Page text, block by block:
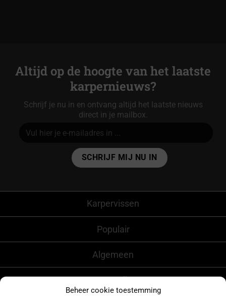
Beheer cookie toestemming
Altijd op de hoogte van het laatste
karpernieuws?
Schrijf je nu in en ontvang altijd het laatste nieuws
direct in je mailbox.
Karpervissen
Populair
Algemeen
CarpFeeling